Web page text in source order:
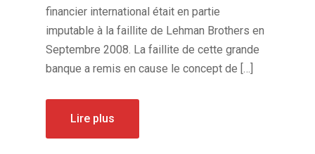
financier international était en partie
imputable à la faillite de Lehman Brothers en
Septembre 2008. La faillite de cette grande
banque a remis en cause le concept de […]
Lire plus